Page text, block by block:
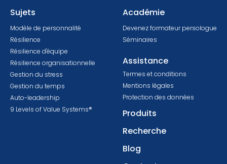
Sujets
Modèle de personnalité
Résilience
Résilience d'équipe
Résilience organisationnelle
Gestion du stress
Gestion du temps
Auto-leadership
9 Levels of Value Systems®
Académie
Devenez formateur persologue
Séminaires
Assistance
Termes et conditions
Mentions légales
Protection des données
Produits
Recherche
Blog